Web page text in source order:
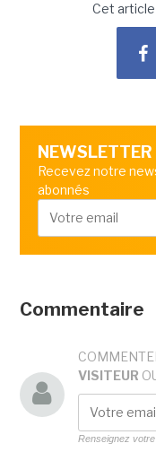
Cet article
NEWSLETTER
Recevez notre
abonnés
Commentaire
VISITEUR
Renseignez